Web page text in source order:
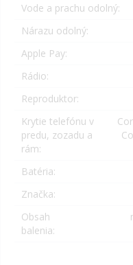
Vode a prachu odolný:
Nárazu odolný:
Apple Pay:
Rádio:
Reproduktor:
Krytie telefónu v
predu, zozadu a
rám:
Batéria:
Značka:
Obsah
balenia: